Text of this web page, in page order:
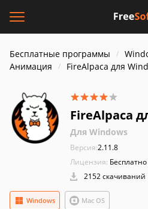
Бесплатные программы
Анимация
FireAlpaca для
FireAlpaca
Для Windows
Версия:2.11.8
Лицензия:
2152 скачиваний
Windows Mac OS